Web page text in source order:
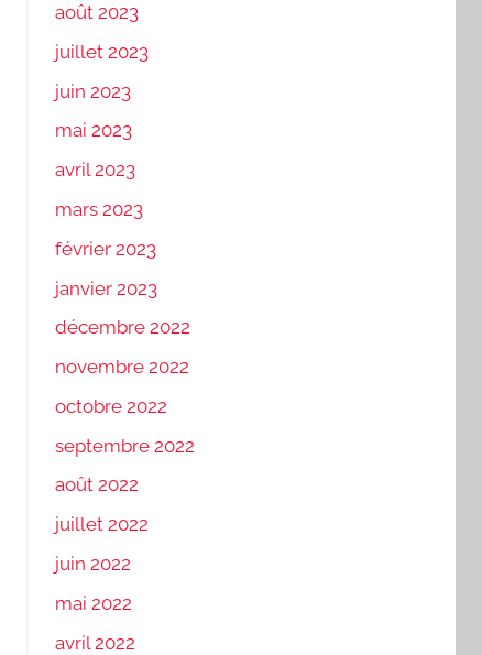
août 2023
juillet 2023
juin 2023
mai 2023
avril 2023
mars 2023
février 2023
janvier 2023
décembre 2022
novembre 2022
octobre 2022
septembre 2022
août 2022
juillet 2022
juin 2022
mai 2022
avril 2022